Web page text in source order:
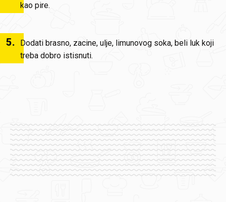
kao pire.
5.
Dodati brasno, zacine, ulje, limunovog soka, beli luk koji
treba dobro istisnuti.